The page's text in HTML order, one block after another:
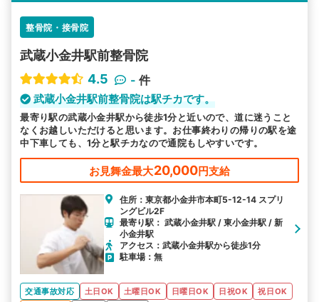
整骨院・接骨院
武蔵小金井駅前整骨院
4.5
- 件
武蔵小金井駅前整骨院は駅チカです。
最寄り駅の武蔵小金井駅から徒歩1分と近いので、道に迷うこと
なくお越しいただけると思います。お仕事終わりの帰りの駅を途
中下車しても、1分と駅チカなので通院もしやすいです。
お見舞金最大20,000円支給
住所：東京都小金井市本町5-12-14 スプリ
ングビル2F
最寄り駅： 武蔵小金井駅 / 東小金井駅 / 新
小金井駅
アクセス：武蔵小金井駅から徒歩1分
駐車場：無
交通事故対応 土日OK 土曜日OK 日曜日OK 日祝OK
祝日OK